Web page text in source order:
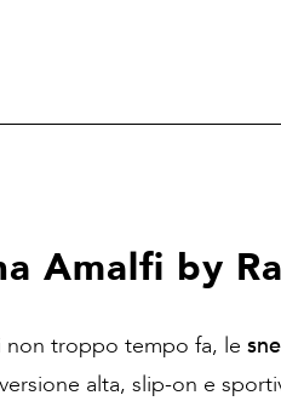
Amalfi by
troppo tempo fa, le
alta, slip-on e